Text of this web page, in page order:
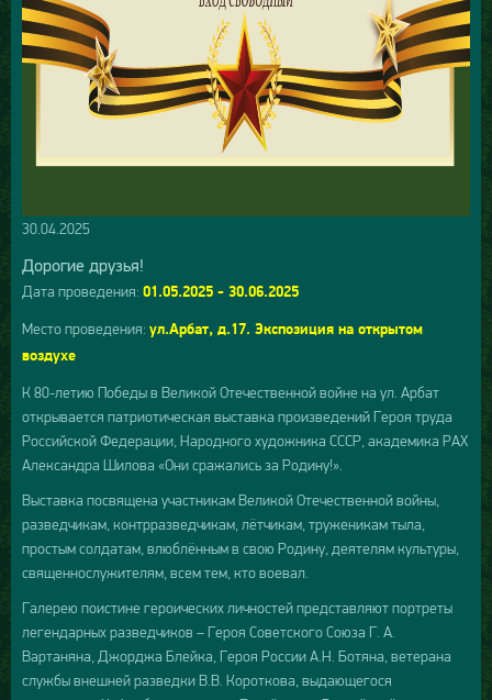
30.04.2025
Дорогие друзья!
Дата проведения: 01.05.2025 - 30.06.2025
Место проведения: ул.Арбат, д.17. Экспозиция на открытом
воздухе
К 80-летию Победы в Великой Отечественной войне на ул. Арбат
открывается патриотическая выставка произведений Героя труда
Российской Федерации, Народного художника СССР, академика РАХ
Александра Шилова «Они сражались за Родину!».
Выставка посвящена участникам Великой Отечественной войны,
разведчикам, контрразведчикам, лётчикам, труженикам тыла,
простым солдатам, влюблённым в свою Родину, деятелям культуры,
священнослужителям, всем тем, кто воевал.
Галерею поистине героических личностей представляют портреты
легендарных разведчиков – Героя Советского Союза Г. А.
Вартаняна, Джорджа Блейка, Героя России А.Н. Ботяна, ветерана
службы внешней разведки В.В. Короткова, выдающегося